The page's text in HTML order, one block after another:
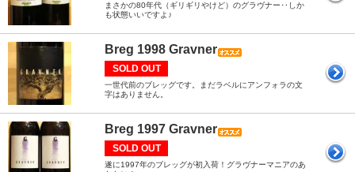
まさかの80年代（ギリギリやけど）のグラヴナー‥しか
も状態いいですよ♪
Breg 1998 Gravner
SOLD OUT
一世代前のブレッグです。まだラベルにアンフォラの文
字はありません。
Breg 1997 Gravner
SOLD OUT
遂に1997年のブレッグが初入荷！グラヴナーマニアのあ